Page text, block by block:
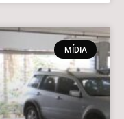
MÍDIA